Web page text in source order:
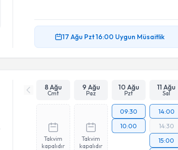
17 Ağu Pzt16:00 Uygun Müsaitlik
8 Ağu
Cmt
9 Ağu
Paz
10 Ağu
Pzt
11 Ağu
Sal
Takvim
kapalıdır
Takvim
kapalıdır
09:30
10:00
14:00
14:30
15:00